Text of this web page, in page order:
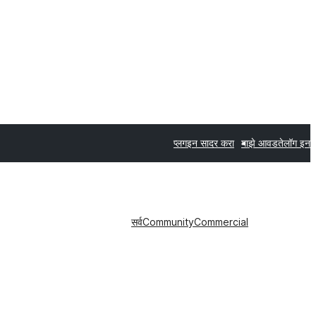
प्लगइन सादर करा माझे आवडतेलॉग इन
सर्वCommunityCommercial